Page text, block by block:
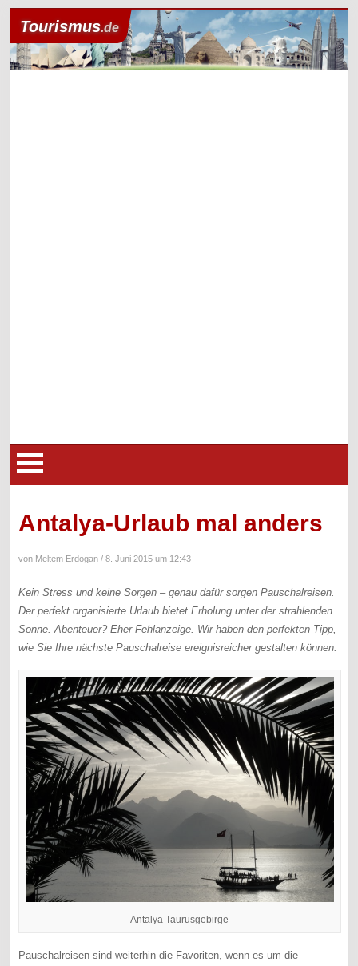
Tourismus.de
Antalya-Urlaub mal anders
von Meltem Erdogan /8. Juni 2015 um 12:43
Kein Stress und keine Sorgen – genau dafür sorgen Pauschalreisen.
Der perfekt organisierte Urlaub bietet Erholung unter der strahlenden
Sonne. Abenteuer? Eher Fehlanzeige. Wir haben den perfekten Tipp,
wie Sie Ihre nächste Pauschalreise ereignisreicher gestalten können.
Antalya Taurusgebirge
Pauschalreisen sind weiterhin die Favoriten, wenn es um die